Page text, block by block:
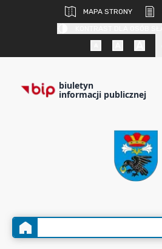
MAPA STRONY
biuletyn
informacji publicznej